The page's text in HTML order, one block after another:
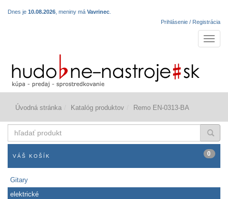
Dnes je 10.08.2026 , meniny má Vavrinec
Prihlásenie / Registrácia
Úvodná stránka Katalóg produktov Remo EN-0313-BA
produkt
VÁŠ KOŠÍK 0
Gitary
elektrické